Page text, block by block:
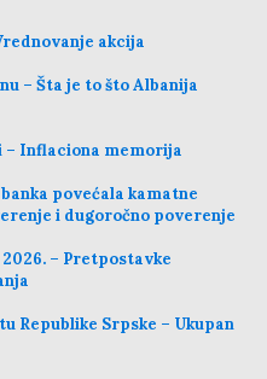
akcija
– Šta je to što Albanija
– Inflaciona memorija
povećala kamatne
i dugoročno poverenje
– Pretpostavke
Republike Srpske – Ukupan